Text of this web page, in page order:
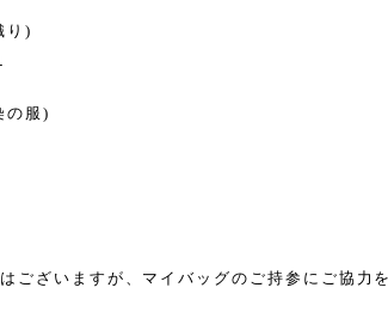
り )
の服 )
ございますが、マイバッグのご持参にご協力